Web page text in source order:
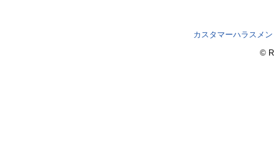
カスタマーハラスメ
©